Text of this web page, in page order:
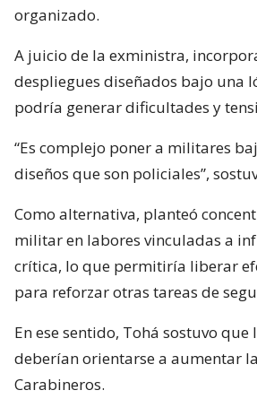
organizado.
A juicio de la exministra,
despliegues diseñados bajo una
podría generar dificultades y
“Es complejo poner a militares
diseños que son policiales”,
Como alternativa, planteó
militar en labores vinculadas a
crítica, lo que permitiría liberar
para reforzar otras tareas de
En ese sentido, Tohá sostuvo que
deberían orientarse a aumentar
Carabineros.